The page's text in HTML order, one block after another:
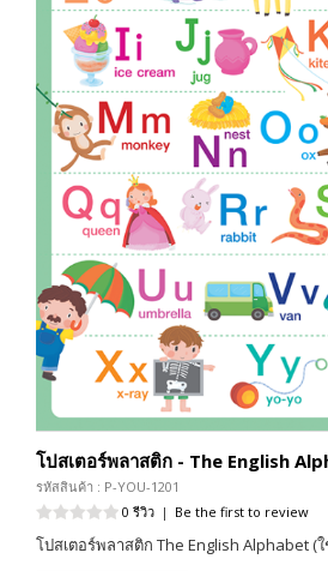
โปสเตอร์พลาสติก - The English
รหัสสินค้า : P-YOU-1201
0 รีวิว | Be the first to review
โปสเตอร์พลาสติก The English Alphabet (